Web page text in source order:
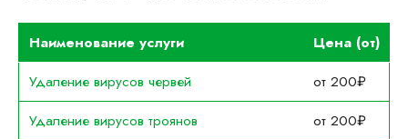
Наименование услуги
Цена (от)
Удаление вирусов червей
от 200₽
Удаление вирусов троянов
от 200₽